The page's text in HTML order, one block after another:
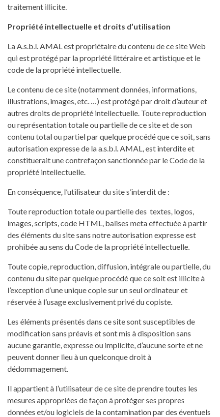
traitement illicite.
Propriété intellectuelle et droits d’utilisation
La A.s.b.l. AMAL est propriétaire du contenu de ce site Web
qui est protégé par la propriété littéraire et artistique et le
code de la propriété intellectuelle.
Le contenu de ce site (notamment données, informations,
illustrations, images, etc. …) est protégé par droit d’auteur et
autres droits de propriété intellectuelle. Toute reproduction
ou représentation totale ou partielle de ce site et de son
contenu total ou partiel par quelque procédé que ce soit, sans
autorisation expresse de la a.s.b.l. AMAL, est interdite et
constituerait une contrefaçon sanctionnée par le Code de la
propriété intellectuelle.
En conséquence, l’utilisateur du site s’interdit de :
Toute reproduction totale ou partielle des textes, logos,
images, scripts, code HTML, balises meta effectuée à partir
des éléments du site sans notre autorisation expresse est
prohibée au sens du Code de la propriété intellectuelle.
Toute copie, reproduction, diffusion, intégrale ou partielle, du
contenu du site par quelque procédé que ce soit est illicite à
l’exception d’une unique copie sur un seul ordinateur et
réservée à l’usage exclusivement privé du copiste.
Les éléments présentés dans ce site sont susceptibles de
modification sans préavis et sont mis à disposition sans
aucune garantie, expresse ou implicite, d’aucune sorte et ne
peuvent donner lieu à un quelconque droit à
dédommagement.
Il appartient à l’utilisateur de ce site de prendre toutes les
mesures appropriées de façon à protéger ses propres
données et/ou logiciels de la contamination par des éventuels